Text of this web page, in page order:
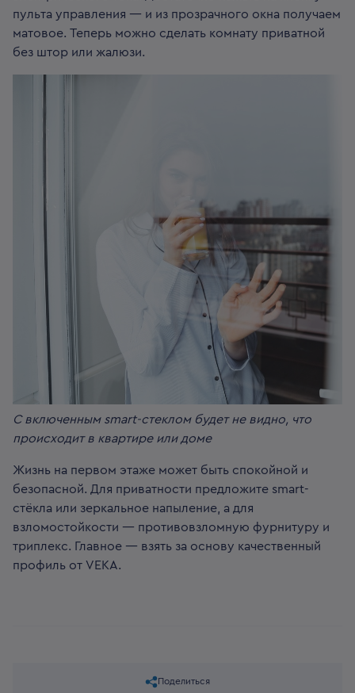
пульта управления — и из прозрачного окна получаем
матовое. Теперь можно сделать комнату приватной
без штор или жалюзи.
С включенным smart-стеклом будет не видно, что
происходит в квартире или доме
Жизнь на первом этаже может быть спокойной и
безопасной. Для приватности предложите smart-
стёкла или зеркальное напыление, а для
взломостойкости — противовзломную фурнитуру и
триплекс. Главное — взять за основу качественный
профиль от VEKA.
Поделиться